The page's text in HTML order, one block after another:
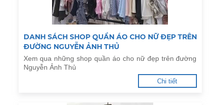
DANH SÁCH SHOP QUẦN ÁO CHO NỮ ĐẸP TRÊN
ĐƯỜNG NGUYỄN ẢNH THỦ
Xem qua những shop quần áo cho nữ đẹp trên đường
Nguyễn Ảnh Thủ
Chi tiết